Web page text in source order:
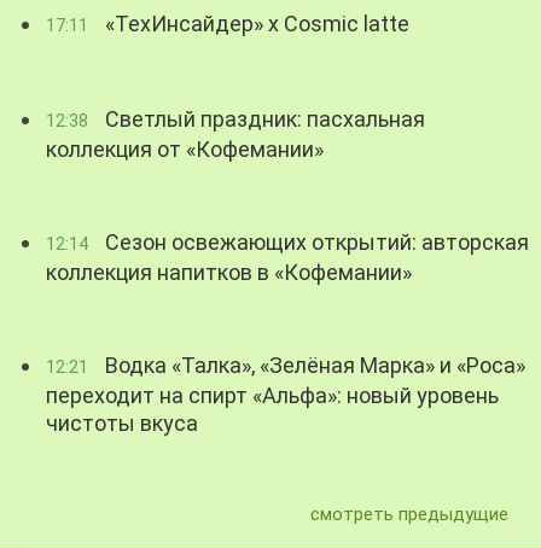
17:11 «ТехИнсайдер» х Cosmic latte
12:38
Светлый праздник: пасхальная
коллекция от «Кофемании»
12:14
Сезон освежающих открытий: авторская
коллекция напитков в «Кофемании»
12:21
Водка «Талка», «Зелёная Марка» и «Роса»
переходит на спирт «Альфа»: новый уровень
чистоты вкуса
смотреть предыдущие